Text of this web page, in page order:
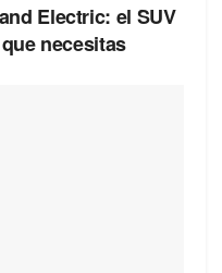
Electric: el SUV
necesitas